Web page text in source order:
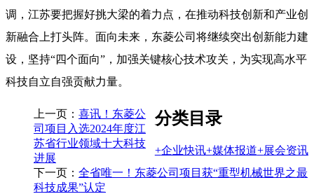
调，江苏要把握好挑大梁的着力点，在推动科技创新和产业创
新融合上打头阵。面向未来，东菱公司将继续突出创新能力建
设，坚持“四个面向”，加强关键核心技术攻关，为实现高水平
科技自立自强贡献力量。
上一页： 喜讯！东菱公
司项目入选2024年度江
苏省行业领域十大科技
进展
下一页： 全省唯一！东菱公司项目获“重型机械世界之最
科技成果”认定
分类目录
+企业快讯+媒体报道+展会资讯